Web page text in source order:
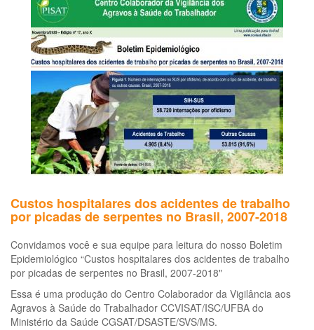
intoxicados
agrotóxico
em
plantação
de
soja
no
DF
Custos hospitalares dos acidentes de trabalho
por picadas de serpentes no Brasil, 2007-2018
Convidamos você e sua equipe para leitura do nosso Boletim
Epidemiológico “Custos hospitalares dos acidentes de trabalho
por picadas de serpentes no Brasil, 2007-2018"
Essa é uma produção do Centro Colaborador da Vigilância aos
Agravos à Saúde do Trabalhador CCVISAT/ISC/UFBA do
Ministério da Saúde CGSAT/DSASTE/SVS/MS.